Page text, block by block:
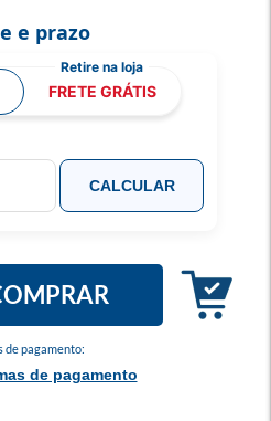
de pagamento:
de pagamento
e prazo
FRETE GRÁTIS
CALCULAR